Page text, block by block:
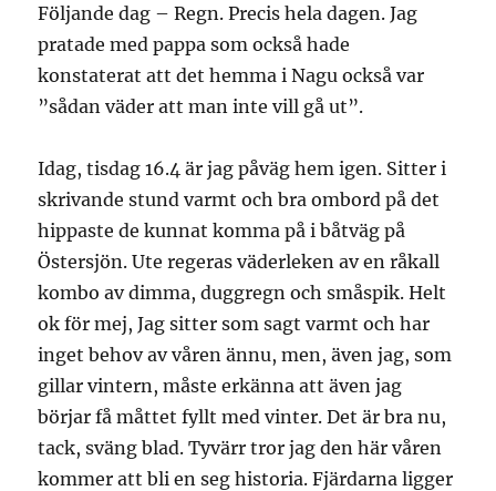
Följande dag – Regn. Precis hela dagen. Jag
pratade med pappa som också hade
konstaterat att det hemma i Nagu också var
”sådan väder att man inte vill gå ut”.
Idag, tisdag 16.4 är jag påväg hem igen. Sitter i
skrivande stund varmt och bra ombord på det
hippaste de kunnat komma på i båtväg på
Östersjön. Ute regeras väderleken av en råkall
kombo av dimma, duggregn och småspik. Helt
ok för mej, Jag sitter som sagt varmt och har
inget behov av våren ännu, men, även jag, som
gillar vintern, måste erkänna att även jag
börjar få måttet fyllt med vinter. Det är bra nu,
tack, sväng blad. Tyvärr tror jag den här våren
kommer att bli en seg historia. Fjärdarna ligger